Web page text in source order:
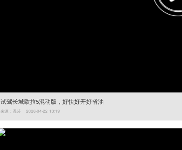
试驾长城欧拉5混动版，好快好开好省油
来源：温莎 2026-04-22 13:19